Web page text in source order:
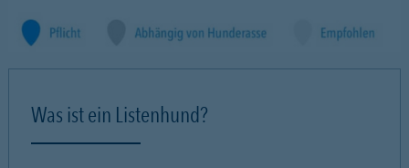
Was ist ein Listenhund?